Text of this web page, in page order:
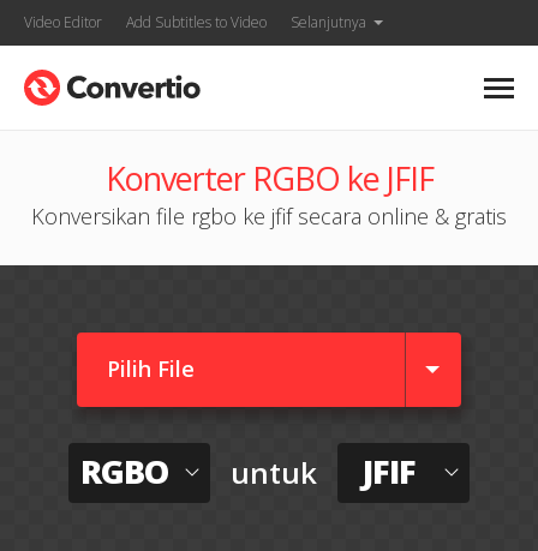
Video Editor Add Subtitles to Video Selanjutnya
Konverter RGBO ke JFIF
Konversikan file rgbo ke jfif secara online & gratis
Pilih File
RGBO untuk JFIF